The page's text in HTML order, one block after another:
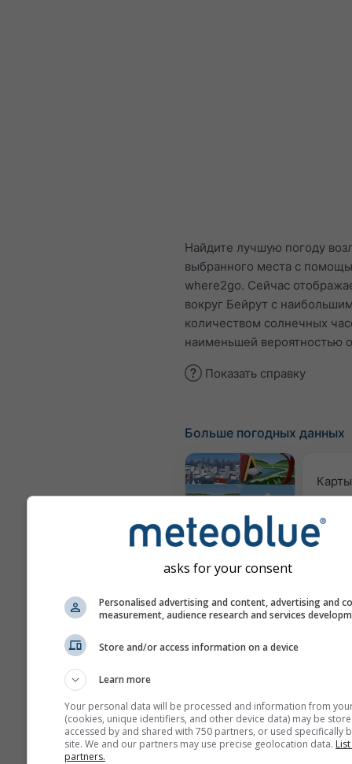
Найдите лучшую погоду
выбранного места с
where2go. Сейчас
вокруг Бейрут с
количеством солнечных
наименьшей вероятностью
Показать справку
Больше погодных данных
Веб-камеры
asks for your consent
Personalised advertising and content, advertising and
measurement, audience research and services
Store and/or access information on a device
Learn more
Your personal data will be processed and information from
(cookies, unique identifiers, and other device data) may be
accessed by and shared with 750 partners, or used specifically
site. We and our partners may use precise geolocation data.
partners.